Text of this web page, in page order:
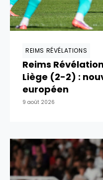
REIMS RÉVÉLATIONS
Reims
Liège (2-2) :
européen
9 août 2026